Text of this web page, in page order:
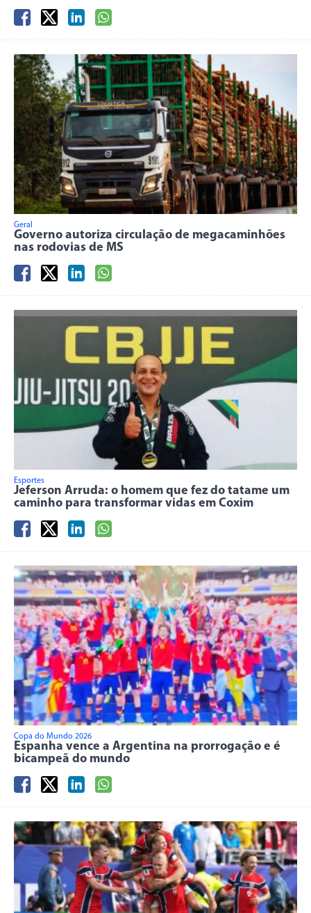
Geral
Governo autoriza circulação de megacaminhões
nas rodovias de MS
Esportes
Jeferson Arruda: o homem que fez do tatame um
caminho para transformar vidas em Coxim
Copa do Mundo 2026
Espanha vence a Argentina na prorrogação e é
bicampeã do mundo